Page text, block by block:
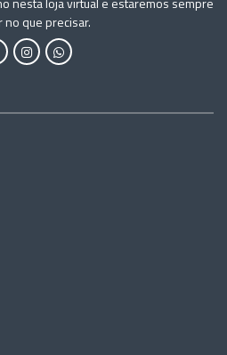
que precisar.